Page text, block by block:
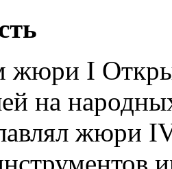
жюри I
на
жюри